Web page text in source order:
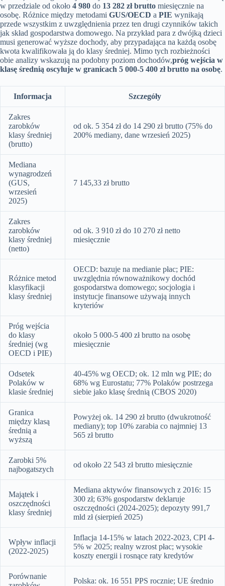
w przedziale od około 4 980 do 13 282 zł brutto miesięcznie na
osobę. Różnice między metodami GUS/OECD a PIE wynikają
przede wszystkim z uwzględnienia przez ten drugi czynników takich
jak skład gospodarstwa domowego. Na przykład para z dwójką dzieci
musi generować wyższe dochody, aby przypadająca na każdą osobę
kwota kwalifikowała ją do klasy średniej. Mimo tych rozbieżności
obie analizy wskazują na podobny poziom dochodów,próg wejścia w
klasę średnią oscyluje w granicach 5 000-5 400 zł brutto na osobę.
Informacja Szczegóły
Zakres
zarobków
klasy średniej
(brutto)
od ok. 5 354 zł do 14 290 zł brutto (75% do
200% mediany, dane wrzesień 2025)
Mediana
wynagrodzeń
(GUS,
wrzesień
2025)
7 145,33 zł brutto
Zakres
zarobków
klasy średniej
(netto)
od ok. 3 910 zł do 10 270 zł netto
miesięcznie
Różnice metod
klasyfikacji
klasy średniej
OECD: bazuje na medianie płac; PIE:
uwzględnia równoważnikowy dochód
gospodarstwa domowego; socjologia i
instytucje finansowe używają innych
kryteriów
Próg wejścia
do klasy
średniej (wg
OECD i PIE)
około 5 000-5 400 zł brutto na osobę
miesięcznie
Odsetek
Polaków w
klasie średniej
40-45% wg OECD; ok. 12 mln wg PIE; do
68% wg Eurostatu; 77% Polaków postrzega
siebie jako klasę średnią (CBOS 2020)
Granica
między klasą
średnią a
wyższą
Powyżej ok. 14 290 zł brutto (dwukrotność
mediany); top 10% zarabia co najmniej 13
565 zł brutto
Zarobki 5%
najbogatszych
od około 22 543 zł brutto miesięcznie
Majątek i
oszczędności
klasy średniej
Mediana aktywów finansowych z 2016: 15
300 zł; 63% gospodarstw deklaruje
oszczędności (2024-2025); depozyty 991,7
mld zł (sierpień 2025)
Wpływ inflacji
(2022-2025)
Inflacja 14-15% w latach 2022-2023, CPI 4-
5% w 2025; realny wzrost płac; wysokie
koszty energii i rosnące raty kredytów
Porównanie
Polska: ok. 16 551 PPS rocznie; UE średnio